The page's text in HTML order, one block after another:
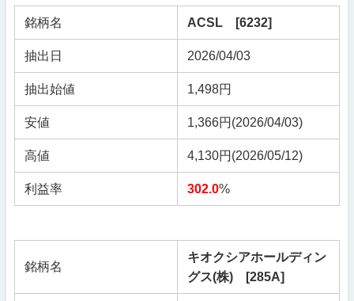
銘柄名 ACSL [6232]
抽出日 2026/04/03
抽出始値 1,498円
安値 1,366円(2026/04/03)
高値 4,130円(2026/05/12)
利益率 302.0%
銘柄名
キオクシアホールディン
グス(株) [285A]